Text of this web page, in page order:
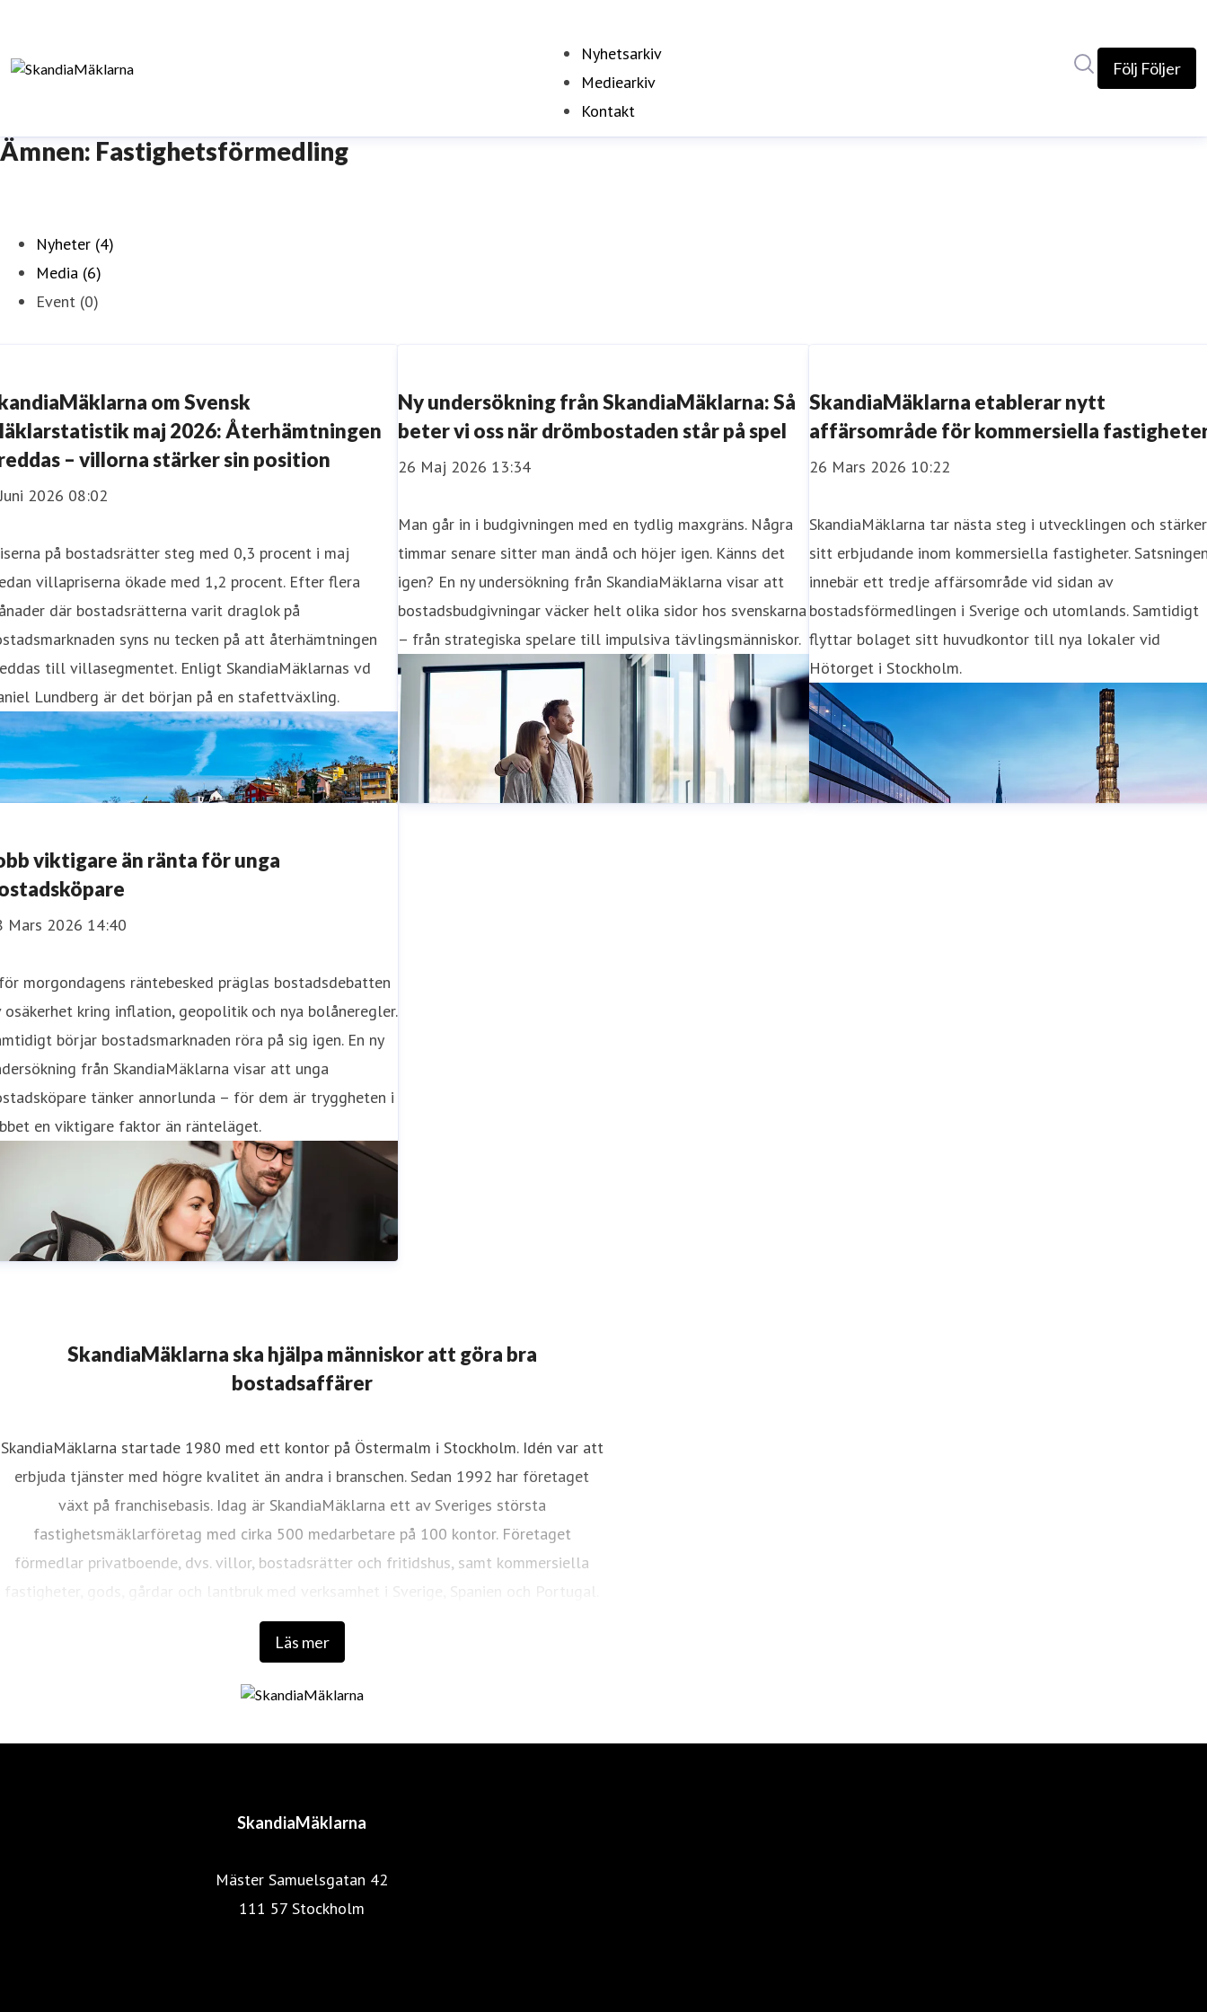
Nyhetsarkiv
Mediearkiv
Kontakt
Följ Följer
Ämnen: Fastighetsförmedling
Nyheter (4)
Media (6)
Event (0)
om Svensk
maj 2026: Återhämtningen
– villorna stärker sin position
2026 08:02
på bostadsrätter steg med 0,3 procent i maj
villapriserna ökade med 1,2 procent. Efter flera
där bostadsrätterna varit draglok på
syns nu tecken på att återhämtningen
till villasegmentet. Enligt SkandiaMäklarnas vd
Lundberg är det början på en stafettväxling.
Ny undersökning från SkandiaMäklarna: Så
beter vi oss när drömbostaden står på spel
26 Maj 2026 13:34
Man går in i budgivningen med en tydlig maxgräns. Några
timmar senare sitter man ändå och höjer igen. Känns det
igen? En ny undersökning från SkandiaMäklarna visar att
bostadsbudgivningar väcker helt olika sidor hos svenskarna
– från strategiska spelare till impulsiva tävlingsmänniskor.
SkandiaMäklarna etablerar nytt
affärsområde för kommersiella
26 Mars 2026 10:22
SkandiaMäklarna tar nästa steg i utvecklingen och stärker
sitt erbjudande inom kommersiella fastigheter.
innebär ett tredje affärsområde vid sidan av
bostadsförmedlingen i Sverige och utomlands. Samtidigt
flyttar bolaget sitt huvudkontor till nya lokaler vid
Hötorget i Stockholm.
viktigare än ränta för unga
Mars 2026 14:40
morgondagens räntebesked präglas bostadsdebatten
osäkerhet kring inflation, geopolitik och nya bolåneregler.
börjar bostadsmarknaden röra på sig igen. En ny
från SkandiaMäklarna visar att unga
tänker annorlunda – för dem är tryggheten i
en viktigare faktor än ränteläget.
SkandiaMäklarna ska hjälpa människor att göra bra
bostadsaffärer
Läs mer
SkandiaMäklarna startade 1980 med ett kontor på Östermalm i Stockholm. Idén var att
erbjuda tjänster med högre kvalitet än andra i branschen. Sedan 1992 har företaget
växt på franchisebasis. Idag är SkandiaMäklarna ett av Sveriges största
fastighetsmäklarföretag med cirka 500 medarbetare på 100 kontor. Företaget
förmedlar privatboende, dvs. villor, bostadsrätter och fritidshus, samt kommersiella
fastigheter, gods, gårdar och lantbruk med verksamhet i Sverige, Spanien och Portugal.
SkandiaMäklarna
Mäster Samuelsgatan 42
111 57 Stockholm